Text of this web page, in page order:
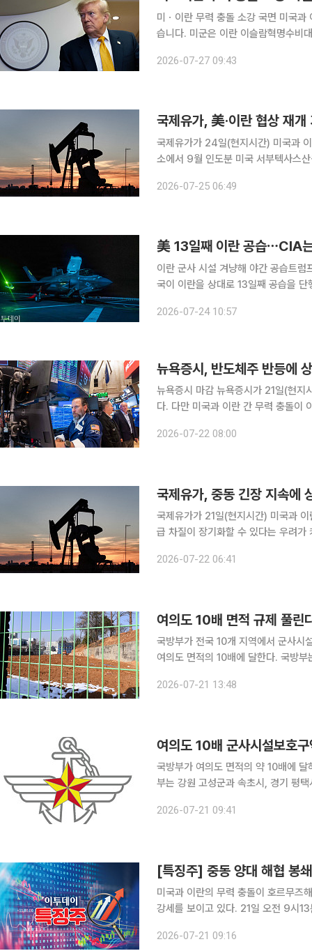
미ㆍ이란 무력 충돌 소강 국면 미국과 이란의 무력 공방이 2주 만에 사흘째 소강상태를 이어가고 있
습니다. 미군은 이란 이슬람혁명수비
격하며 맞섰습니다. 이후 도널드 트
2026-07-27 09:43
국제유가, 美·이란 협상 재
국제유가가 24일(현지시간) 미국과 이란
소에서 9월 인도분 미국 서부텍사스
2026-07-25 06:49
美 13일째 이란 공습⋯CIA
이란 군사 시설 겨냥해 야간 공습트럼
국이 이란을 상대로 13일째 공습을
군 중부사령부는 23일(현지시간) 엑
2026-07-24 10:57
뉴욕증시 마감 뉴욕증시가 21일(현지시간) 반도체주를 중심으로 저가 매수세가 유입되면서 상승했
다. 다만 미국과 이란 간 무력 충돌이
S&P00 지수는 전장보다 65.92포
2026-07-22 08:00
국제유가, 중동 긴장 지속
국제유가가 21일(현지시간) 미국과
급 차질이 장기화할 수 있다는 우려가 커지면서
장을 마감했다. 런던ICE선물거래소
2026-07-22 06:41
여의도 10배 면적 규제 풀
국방부가 전국 10개 지역에서 군사
여의도 면적의 10배에 달한다. 국방부는 강원 고성군과 속초시, 경기 평택시와 고양시, 서울 용산구
보호구역은 ‘군사기지 및 군사시설 보
2026-07-21 13:48
여의도 10배 군사시설보호구
국방부가 여의도 면적의 약 10배에 달
부는 강원 고성군과 속초시, 경기 평
군사규제 완화 계획의 후속 조치로,
2026-07-21 09:41
미국과 이란의 무력 충돌이 호르무즈
강세를 보이고 있다. 21일 오전 9시13분 STX그린로지스는 전 거래일 대비 19.57% 오른 4950
아라비아를 상대로 즉각적인 해상 봉
2026-07-21 09:16